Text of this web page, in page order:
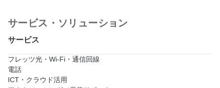
サービス・ソリューション
サービス
フレッツ光・Wi-Fi・通信回線
電話
ICT・クラウド活用